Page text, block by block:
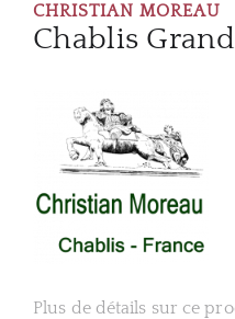
CHRISTIAN MOREAU
Chablis
Plus de détails sur ce